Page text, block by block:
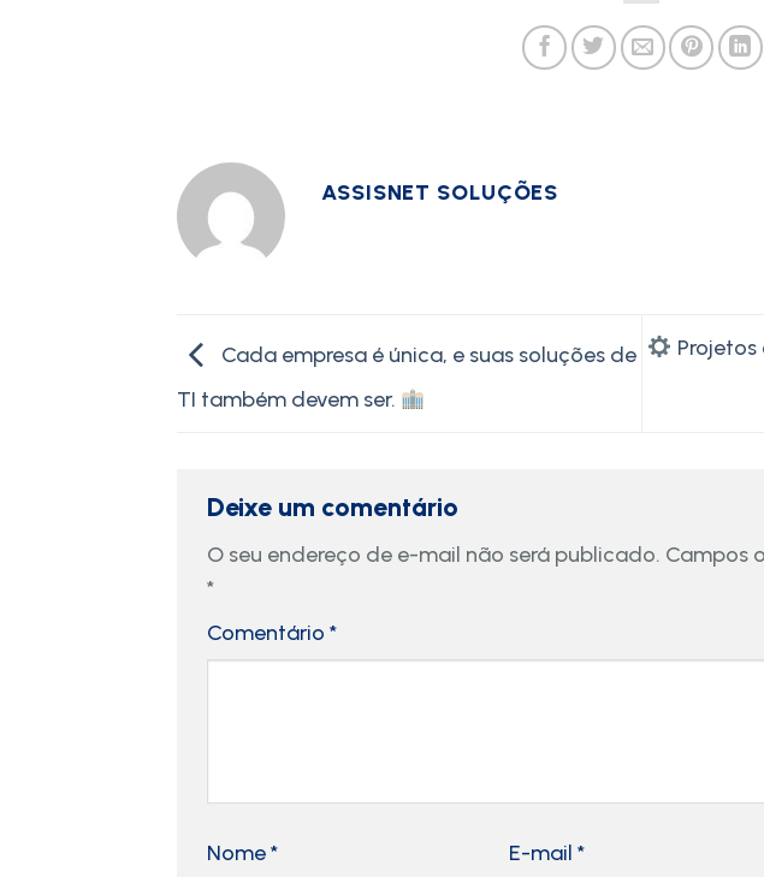
ASSISNET SOLUÇÕES
Cada empresa é única, e suas soluções de
TI também devem ser.
Deixe um comentário
O seu endereço de e-mail não será publicado. Campos
*
Comentário *
Nome* E-mail *